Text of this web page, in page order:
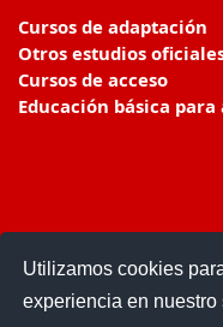
Utilizamos cookies
experiencia en nuestro
Cursos de adaptación
Otros estudios
Cursos de acceso
Educación básica